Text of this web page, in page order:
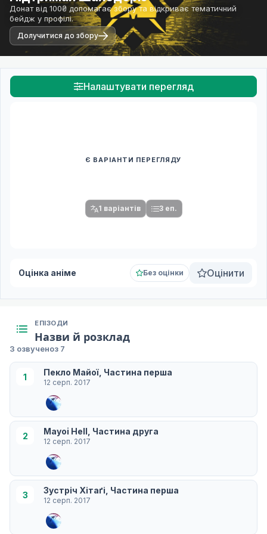
Донат від 100₴ допомагає збору та відкриває тематичний
бейдж у профілі.
Долучитися до збору
Налаштувати перегляд
Є ВАРІАНТИ ПЕРЕГЛЯДУ
1 варіантів 3 еп.
Оцінка аніме Без оцінки Оцінити
ЕПІЗОДИ
Назви й розклад
3 озвученоз 7
1 Пекло Майої, Частина перша
12 серп. 2017
2 Mayoi Hell, Частина друга
12 серп. 2017
3 Зустріч Хітаґі, Частина перша
12 серп. 2017